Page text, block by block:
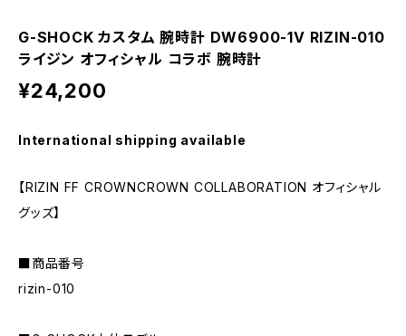
G-SHOCK カスタム 腕時計 DW6900-1V RIZIN-010
ライジン オフィシャル コラボ 腕時計
¥24,200
International shipping available
【RIZIN FF CROWNCROWN COLLABORATION オフィシャル
グッズ】
■商品番号
rizin-010